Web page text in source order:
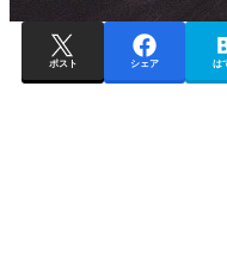
ポスト シェア は